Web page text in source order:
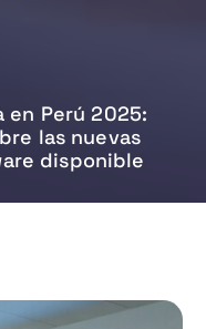
Perú 2025:
las nuevas
disponible